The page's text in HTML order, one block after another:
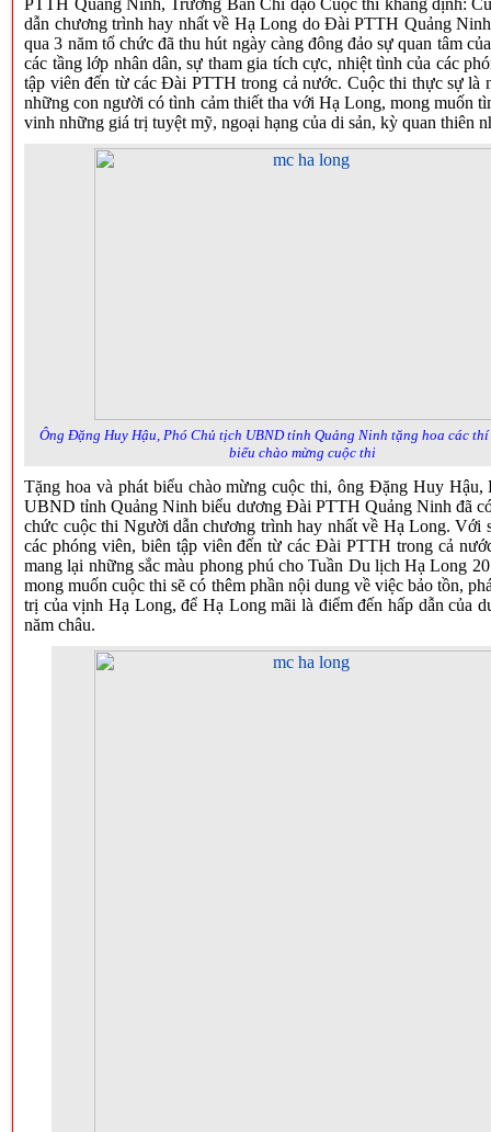
PTTH Quảng Ninh, Trưởng Ban Chỉ đạo Cuộc thi khẳng định:
dẫn chương trình hay nhất về Hạ Long do Đài PTTH Quảng
qua 3 năm tổ chức đã thu hút ngày càng đông đảo sự quan tâm
các tầng lớp nhân dân, sự tham gia tích cực, nhiệt tình của các
tập viên đến từ các Đài PTTH trong cả nước. Cuộc thi thực sự là
những con người có tình cảm thiết tha với Hạ Long, mong muốn
vinh những giá trị tuyệt mỹ, ngoại hạng của di sản, kỳ quan thiên
Ông Đặng Huy Hậu, Phó Chủ tịch UBND tỉnh Quảng Ninh tặng hoa các
biểu chào mừng cuộc thi
Tặng hoa và phát biểu chào mừng cuộc thi, ông Đặng Huy Hậu,
UBND tỉnh Quảng Ninh biểu dương Đài PTTH Quảng Ninh đã
chức cuộc thi Người dẫn chương trình hay nhất về Hạ Long. Với
các phóng viên, biên tập viên đến từ các Đài PTTH trong cả
mang lại những sắc màu phong phú cho Tuần Du lịch Hạ Long
mong muốn cuộc thi sẽ có thêm phần nội dung về việc bảo tồn,
trị của vịnh Hạ Long, để Hạ Long mãi là điểm đến hấp dẫn của
năm châu.